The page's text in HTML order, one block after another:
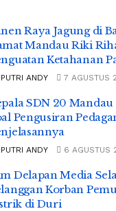
Raya Jagung di
Mandau Riki
Ketahanan
PUTRI ANDY 7 AGUSTUS
SDN 20
Pengusiran
PUTRI ANDY 6 AGUSTUS
Delapan Media
Korban
di Duri